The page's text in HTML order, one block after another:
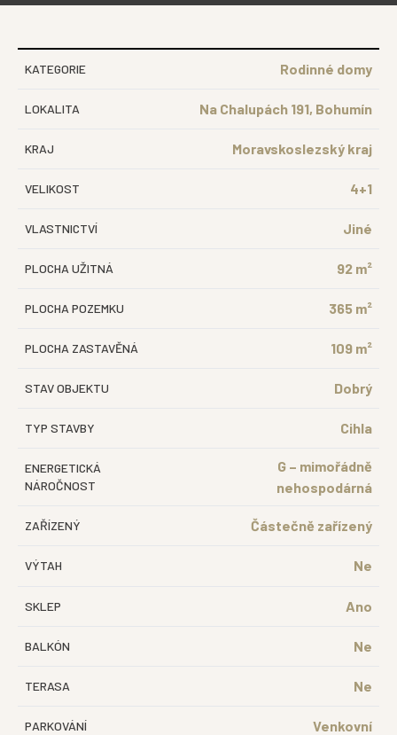
KATEGORIE Rodinné domy
LOKALITA Na Chalupách 191, Bohumín
KRAJ Moravskoslezský kraj
VELIKOST 4+1
VLASTNICTVÍ Jiné
PLOCHA UŽITNÁ 92 m²
PLOCHA POZEMKU 365 m²
PLOCHA ZASTAVĚNÁ 109 m²
STAV OBJEKTU Dobrý
TYP STAVBY Cihla
ENERGETICKÁ
NÁROČNOST
G – mimořádně
nehospodárná
ZAŘÍZENÝ Částečně zařízený
VÝTAH Ne
SKLEP Ano
BALKÓN Ne
TERASA Ne
PARKOVÁNÍ Venkovní